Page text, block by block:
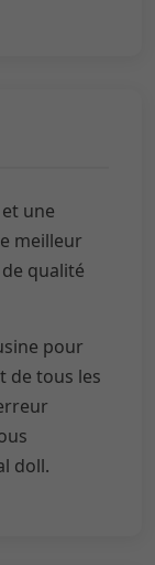
une
meilleur
de qualité
pour
de tous les
doll.